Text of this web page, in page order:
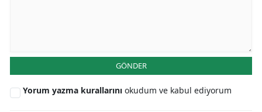
Osmaniye
GÖNDER
Yorum yazma kurallarını okudum ve kabul ediyorum